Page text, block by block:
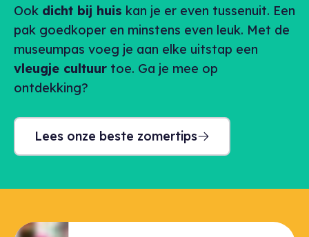
Ook dicht bij huis kan je er even tussenuit. Een
pak goedkoper en minstens even leuk. Met de
museumpas voeg je aan elke uitstap een
vleugje cultuur toe. Ga je mee op
ontdekking?
Lees onze beste zomertips